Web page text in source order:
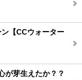
【CCウォーター
が芽生えたか？？